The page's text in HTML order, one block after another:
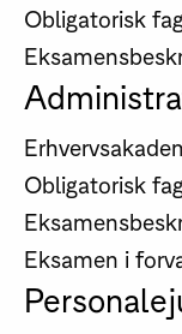
Obligatorisk fag
Obligatorisk fag
Eksamen i